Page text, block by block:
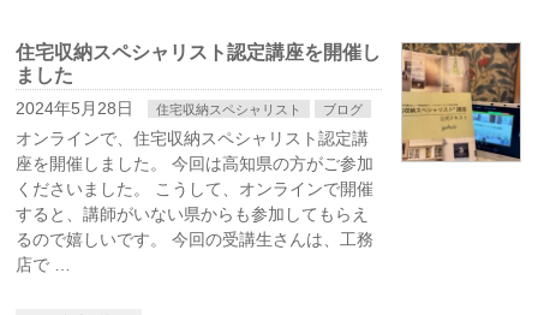
住宅収納スペシャリスト認定講座を開催し
ました
2024年5月28日 住宅収納スペシャリスト ブログ
オンラインで、住宅収納スペシャリスト認定講
座を開催しました。 今回は高知県の方がご参加
くださいました。 こうして、オンラインで開催
すると、講師がいない県からも参加してもらえ
るので嬉しいです。 今回の受講生さんは、工務
店で …